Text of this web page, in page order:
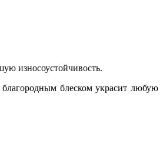
износоустойчивость.
блеском украсит любую